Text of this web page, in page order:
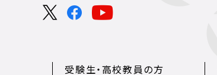
受験生・高校教員の方